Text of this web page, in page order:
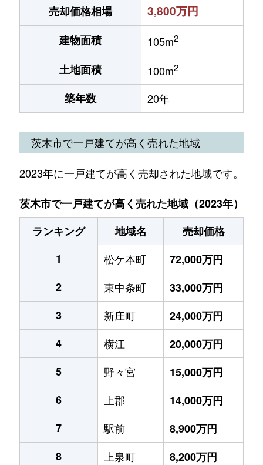
売却価格相場
3,800万円
建物面積 105m2
土地面積 100m2
築年数 20年
茨木市で一戸建てが高く売れた地域
2023年に一戸建てが高く売却された地域です。
茨木市で一戸建てが高く売れた地域（2023年）
ランキング
地域名
売却価格
1
松ケ本町
72,000万円
2
東中条町
33,000万円
3
新庄町
24,000万円
4
横江
20,000万円
5
野々宮
15,000万円
6
上郡
14,000万円
7
駅前
8,900万円
8
上泉町
8,200万円